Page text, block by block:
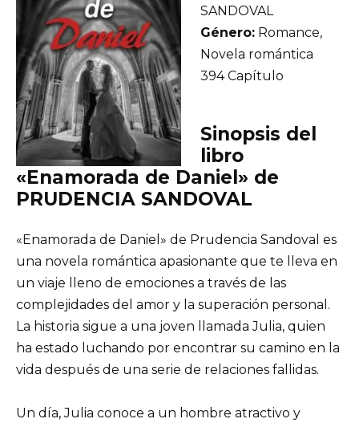
SANDOVAL
Género: Romance,
Novela romántica
394 Capítulo
Sinopsis del
libro
«Enamorada de Daniel» de
PRUDENCIA SANDOVAL
«Enamorada de Daniel» de Prudencia Sandoval es
una novela romántica apasionante que te lleva en
un viaje lleno de emociones a través de las
complejidades del amor y la superación personal.
La historia sigue a una joven llamada Julia, quien
ha estado luchando por encontrar su camino en la
vida después de una serie de relaciones fallidas.
Un día, Julia conoce a un hombre atractivo y